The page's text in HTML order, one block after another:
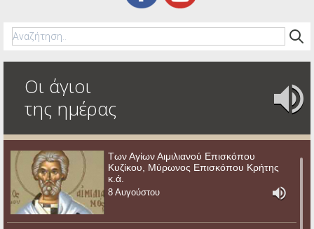
Οι άγιοι
της ημέρας
Των Αγίων Αιμιλιανού Επισκόπου
Κυζίκου, Μύρωνος Επισκόπου Κρήτης
κ.ά.
8 Αυγούστου